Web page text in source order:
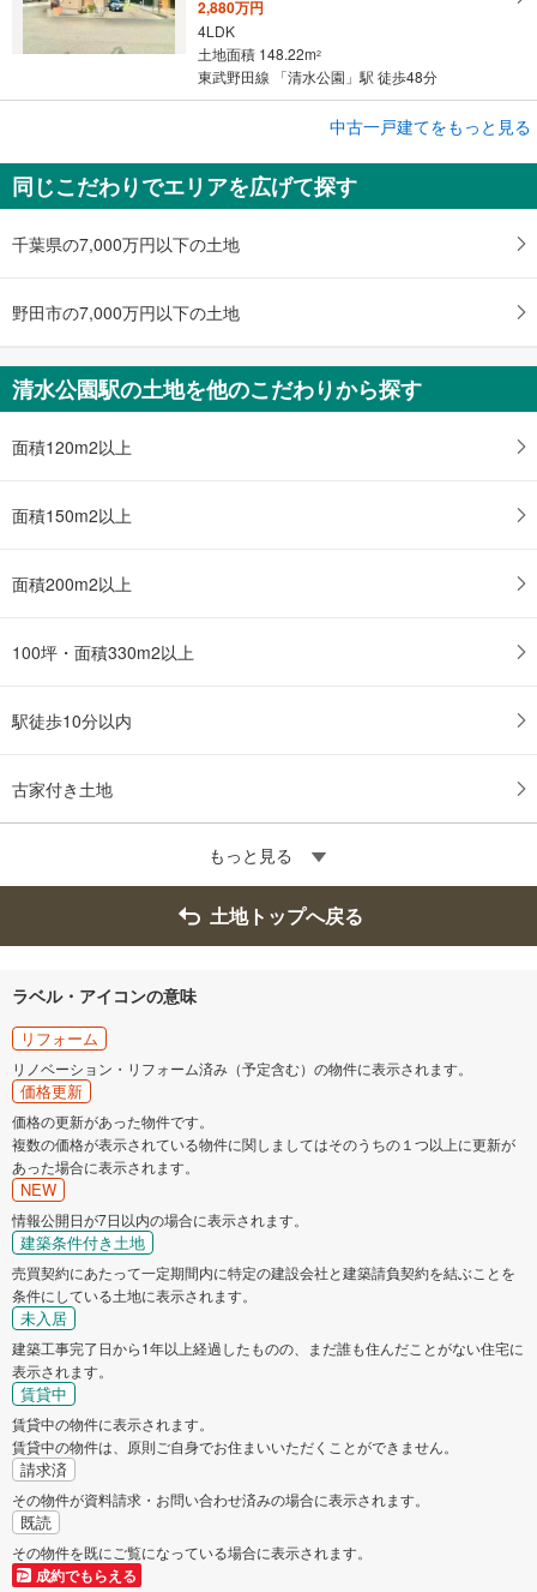
2,880万円
4LDK
土地面積 148.22m2
東武野田線 「清水公園」駅 徒歩48分
野田市春日町
2,580万円
4SLDK
土地面積 146.22m
東武野田線 「清水公園」駅 徒歩39分
中古一戸建てをもっと見る
同じこだわりでエリアを広げて探す
千葉県の7,000万円以下の土地
野田市の7,000万円以下の土地
清水公園駅の土地を他のこだわりから探す
面積120m2以上
面積150m2以上
面積200m2以上
100坪・面積330m2以上
駅徒歩10分以内
古家付き土地
もっと見る
土地トップへ戻る
ラベル・アイコンの意味
リフォーム
リノベーション・リフォーム済み（予定含む）の物件に表示されます。
価格更新
価格の更新があった物件です。
複数の価格が表示されている物件に関しましてはそのうちの１つ以上に更新が
あった場合に表示されます。
NEW
情報公開日が7日以内の場合に表示されます。
建築条件付き土地
売買契約にあたって一定期間内に特定の建設会社と建築請負契約を結ぶことを
条件にしている土地に表示されます。
未入居
建築工事完了日から1年以上経過したものの、まだ誰も住んだことがない住宅に
表示されます。
賃貸中
賃貸中の物件に表示されます。
賃貸中の物件は、原則ご自身でお住まいいただくことができません。
請求済
その物件が資料請求・お問い合わせ済みの場合に表示されます。
既読
その物件を既にご覧になっている場合に表示されます。
成約でもらえる